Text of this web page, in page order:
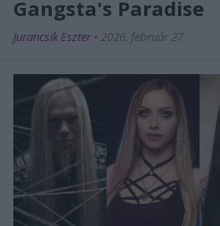
Gangsta's Paradise
Jurancsik Eszter • 2026. február 27.